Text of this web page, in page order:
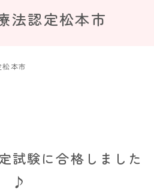
法認定松本市
本市
試験に合格しました
♪